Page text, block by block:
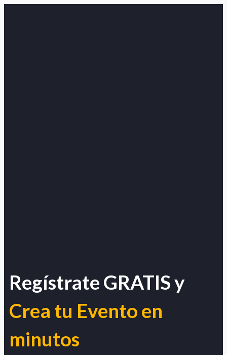
Regístrate GRATIS y
Crea tu Evento en
minutos